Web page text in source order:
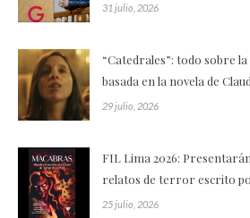
31 julio, 2026
“Catedrales”: todo sobre
basada en la novela de
29 julio, 2026
FIL Lima 2026:
relatos de terror escrito
25 julio, 2026